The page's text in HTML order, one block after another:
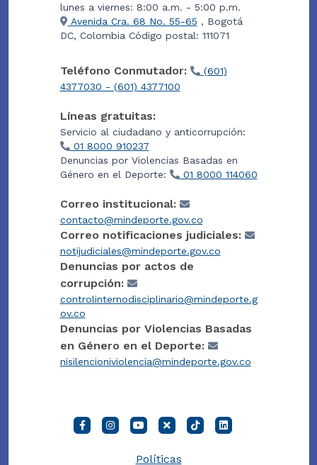
lunes a viernes: 8:00 a.m. - 5:00 p.m.
Avenida Cra. 68 No. 55-65 , Bogotá
DC, Colombia Código postal: 111071
Teléfono Conmutador:
(601)
4377030 - (601) 4377100
Líneas gratuitas:
Servicio al ciudadano y anticorrupción:
01 8000 910237
Denuncias por Violencias Basadas en
Género en el Deporte:
01 8000 114060
Correo institucional:
contacto@mindeporte.gov.co
Correo notificaciones judiciales:
notijudiciales@mindeporte.gov.co
Denuncias por actos de
corrupción:
controlinternodisciplinario@mindeporte.g
ov.co
Denuncias por Violencias Basadas
en Género en el Deporte:
nisilencioniviolencia@mindeporte.gov.co
Políticas